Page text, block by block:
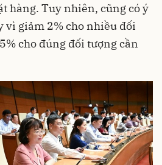
hàng. Tuy nhiên, cũng có ý
vì giảm 2% cho nhiều đối
cho đúng đối tượng cần